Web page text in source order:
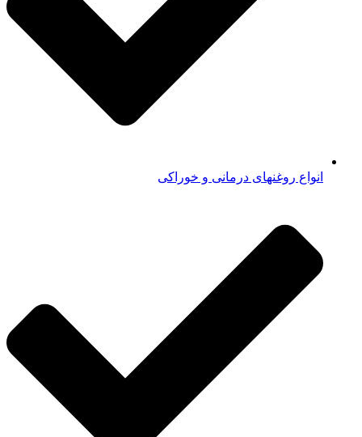
انواع روغنهای درمانی و خوراکی